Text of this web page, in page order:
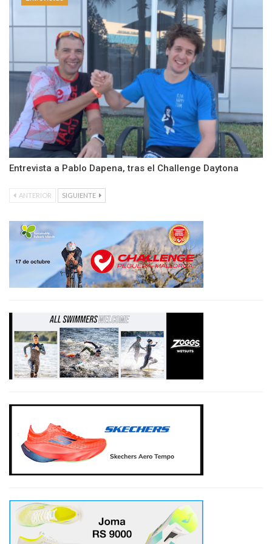
Entrevista a Pablo Dapena, tras el Challenge Daytona
ANTERIOR SIGUIENTE